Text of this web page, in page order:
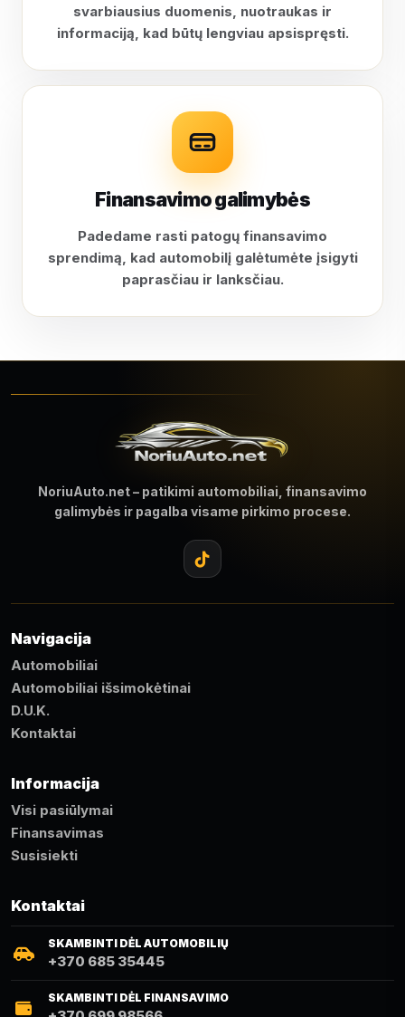
svarbiausius duomenis, nuotraukas ir
informaciją, kad būtų lengviau apsispręsti.
Finansavimo galimybės
Padedame rasti patogų finansavimo
sprendimą, kad automobilį galėtumėte įsigyti
paprasčiau ir lanksčiau.
NoriuAuto.net – patikimi automobiliai, finansavimo
galimybės ir pagalba visame pirkimo procese.
Navigacija
Automobiliai
Automobiliai išsimokėtinai
D.U.K.
Kontaktai
Informacija
Visi pasiūlymai
Finansavimas
Susisiekti
Kontaktai
SKAMBINTI DĖL AUTOMOBILIŲ
+370 685 35445
SKAMBINTI DĖL FINANSAVIMO